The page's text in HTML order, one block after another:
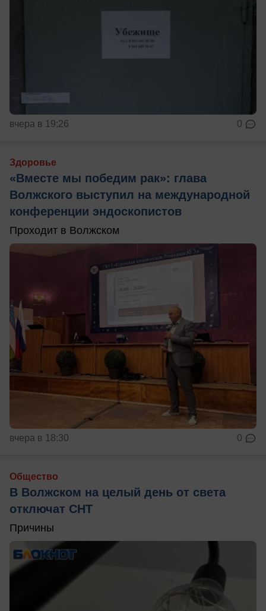
вчера в 19:26 0
Здоровье
«Вместе мы победим рак»: глава
Волжского выступил на международной
конференции эндоскопистов
Проходит в Волжском
вчера в 18:30 0
Общество
В Волжском на целый день от света
отключат СНТ
Причины